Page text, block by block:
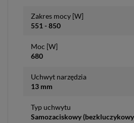
Zakres mocy [W]
551 - 850
Moc [W]
680
Uchwyt narzędzia
13 mm
Typ uchwytu
Samozaciskowy